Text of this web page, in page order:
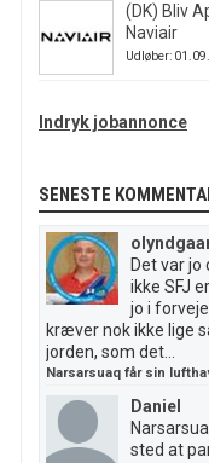
(DK) Bliv
Naviair
Udløber:
Indryk jobannonce
SENESTE
Det var jo
ikke SFJ
jo i
kræver nok ikke lige
jorden, som det...
Narsarsuaq får sin
Daniel
sted at